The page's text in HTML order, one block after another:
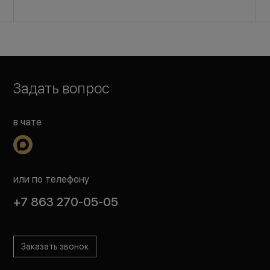
Задать вопрос
в чате
или по телефону
+7 863 270-05-05
Заказать звонок